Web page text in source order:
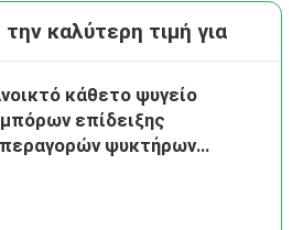
καλύτερη τιμή για
κάθετο ψυγείο
επίδειξης
ψυκτήρων